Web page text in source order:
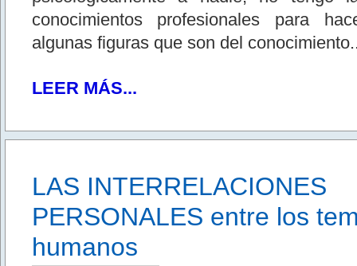
conocimientos profesionales para
algunas figuras que son del
LEER MÁS...
LAS INTERRELACIONES
PERSONALES entre los
humanos